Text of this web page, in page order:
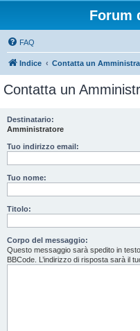
Forum
FAQ
Indice Contatta un
Contatta un
Destinatario:
Amministratore
Tuo indirizzo email:
Tuo nome:
Titolo:
Corpo del messaggio:
Questo messaggio sarà spedito in
BBCode. L’indirizzo di risposta sarà il